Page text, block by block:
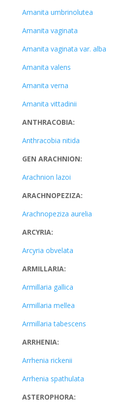
Amanita umbrinolutea
Amanita vaginata
Amanita vaginata var. alba
Amanita valens
Amanita verna
Amanita vittadinii
ANTHRACOBIA:
Anthracobia nitida
GEN ARACHNION:
Arachnion lazoi
ARACHNOPEZIZA:
Arachnopeziza aurelia
ARCYRIA:
Arcyria obvelata
ARMILLARIA:
Armillaria gallica
Armillaria mellea
Armillaria tabescens
ARRHENIA:
Arrhenia rickenii
Arrhenia spathulata
ASTEROPHORA: